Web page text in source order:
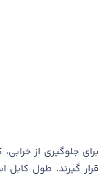
برای جلوگیری از
قرار گیرند. طول کابل